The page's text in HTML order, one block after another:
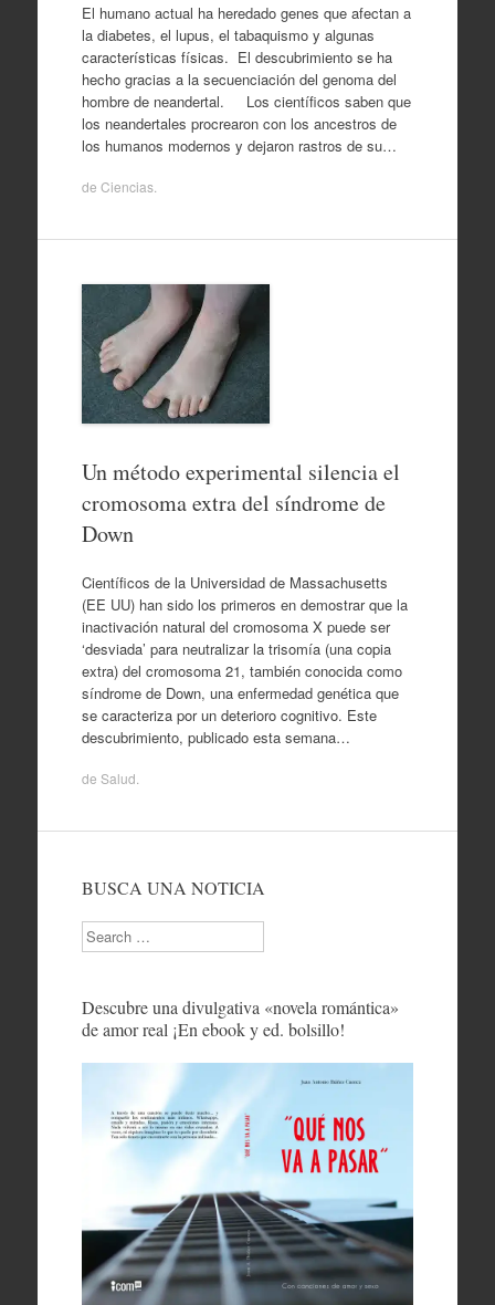
El humano actual ha heredado genes que afectan a
la diabetes, el lupus, el tabaquismo y algunas
características físicas. El descubrimiento se ha
hecho gracias a la secuenciación del genoma del
hombre de neandertal. Los científicos saben que
los neandertales procrearon con los ancestros de
los humanos modernos y dejaron rastros de su…
de Ciencias.
Un método experimental silencia el
cromosoma extra del síndrome de
Down
Científicos de la Universidad de Massachusetts
(EE UU) han sido los primeros en demostrar que la
inactivación natural del cromosoma X puede ser
‘desviada’ para neutralizar la trisomía (una copia
extra) del cromosoma 21, también conocida como
síndrome de Down, una enfermedad genética que
se caracteriza por un deterioro cognitivo. Este
descubrimiento, publicado esta semana…
de Salud
BUSCA UNA NOTICIA
Search
Descubre una divulgativa «novela romántica»
de amor real ¡En ebook y ed. bolsillo!